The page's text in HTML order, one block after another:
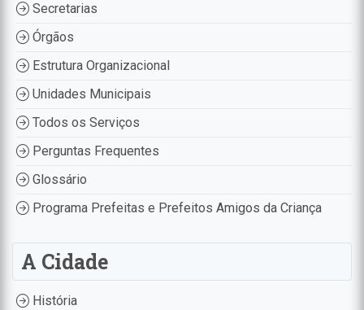
Secretarias
Órgãos
Estrutura Organizacional
Unidades Municipais
Todos os Serviços
Perguntas Frequentes
Glossário
Programa Prefeitas e Prefeitos Amigos da Criança
A Cidade
História